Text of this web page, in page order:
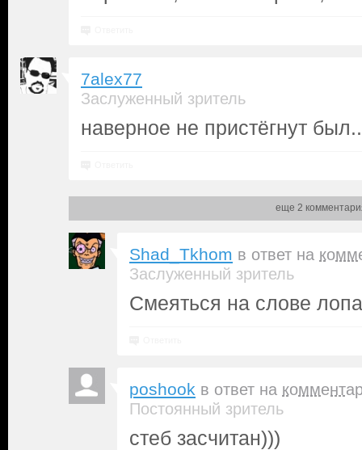
7alex77
Заслуженный зритель
наверное не пристёгнут
еще 2
Shad_Tkhom в ответ на
Заслуженный зритель
Смеяться на слове
poshook в ответ на
Постоянный зритель
стеб засчитан)))